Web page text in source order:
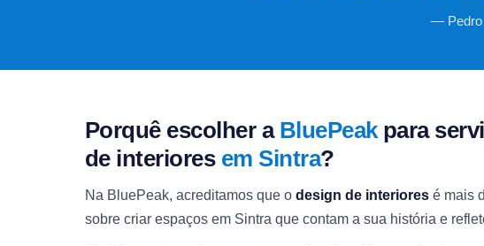
— Pedro
Porquê escolher a BluePeakpara
de interiores em Sintra?
Na BluePeak, acreditamos que o design de interiores é mais
sobre criar espaços em Sintra que contam a sua história e